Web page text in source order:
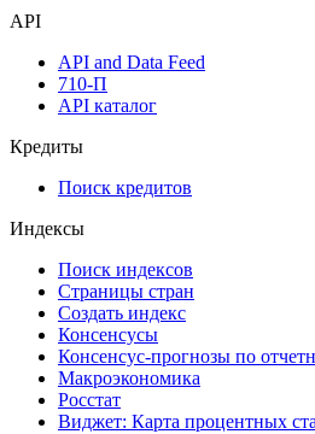
Мобильное приложение Cbonds
API
API and Data Feed
API каталог
Кредиты
Поиск кредитов
Индексы
Поиск индексов
Страницы стран
Создать индекс
Консенсусы